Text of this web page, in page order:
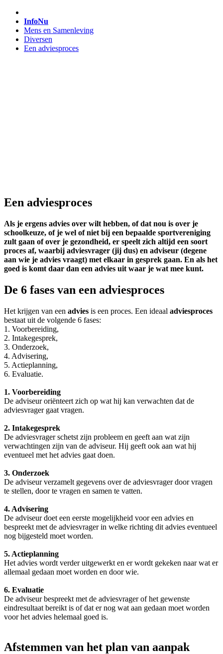
InfoNu
Mens en Samenleving
Diversen
Een adviesproces
Een adviesproces
Als je ergens advies over wilt hebben, of dat nou is over je
schoolkeuze, of je wel of niet bij een bepaalde sportvereniging
zult gaan of over je gezondheid, er speelt zich altijd een soort
proces af, waarbij adviesvrager (jij dus) en adviseur (degene
aan wie je advies vraagt) met elkaar in gesprek gaan. En als het
goed is komt daar dan een advies uit waar je wat mee kunt.
De 6 fases van een adviesproces
Het krijgen van een advies is een proces. Een ideaal adviesproces
bestaat uit de volgende 6 fases:
1. Voorbereiding,
2. Intakegesprek,
3. Onderzoek,
4. Advisering,
5. Actieplanning,
6. Evaluatie.
1. Voorbereiding
De adviseur oriënteert zich op wat hij kan verwachten dat de
adviesvrager gaat vragen.
2. Intakegesprek
De adviesvrager schetst zijn probleem en geeft aan wat zijn
verwachtingen zijn van de adviseur. Hij geeft ook aan wat hij
eventueel met het advies gaat doen.
3. Onderzoek
De adviseur verzamelt gegevens over de adviesvrager door vragen
te stellen, door te vragen en samen te vatten.
4. Advisering
De adviseur doet een eerste mogelijkheid voor een advies en
bespreekt met de adviesvrager in welke richting dit advies eventueel
nog bijgesteld moet worden.
5. Actieplanning
Het advies wordt verder uitgewerkt en er wordt gekeken naar wat er
allemaal gedaan moet worden en door wie.
6. Evaluatie
De adviseur bespreekt met de adviesvrager of het gewenste
eindresultaat bereikt is of dat er nog wat aan gedaan moet worden
voor het advies helemaal goed is.
Afstemmen van het plan van aanpak